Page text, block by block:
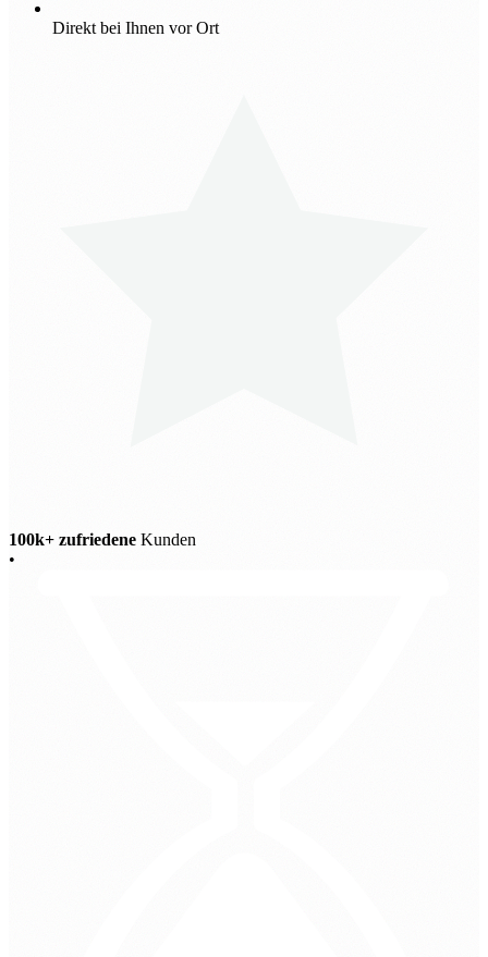
Direkt bei Ihnen vor Ort
100k+ zufriedene Kunden
•